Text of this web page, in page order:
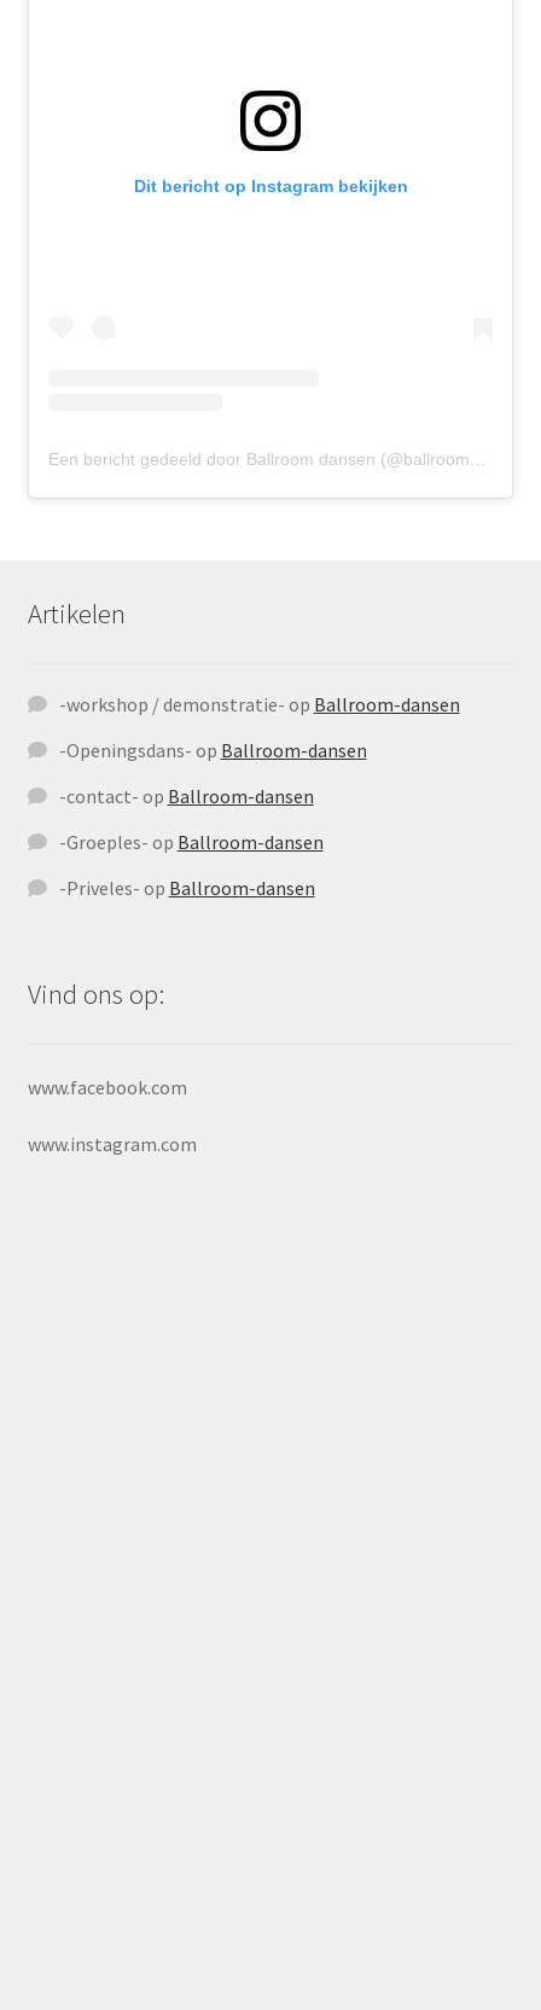
Dit bericht op Instagram bekijken
Een bericht gedeeld door Ballroom dansen (@ballroomdansen)
Artikelen
-workshop / demonstratie- op Ballroom-dansen
-Openingsdans- op Ballroom-dansen
-contact- op Ballroom-dansen
-Groeples- op Ballroom-dansen
-Priveles- op Ballroom-dansen
Vind ons op:
www.facebook.com
www.instagram.com